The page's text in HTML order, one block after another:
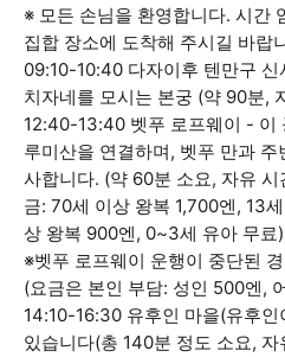
※ 모든 손님을 환영합니다. 시간
집합 장소에 도착해 주시길 바랍
09:10-10:40 다자이후 텐만구
치자네를 모시는 본궁 (약 90분,
12:40-13:40 벳푸 로프웨이 - 이
루미산을 연결하며, 벳푸 만과
사합니다. (약 60분 소요, 자유
금: 70세 이상 왕복 1,700엔, 13
상 왕복 900엔, 0~3세 유아 무료)
※벳푸 로프웨이 운행이 중단된
(요금은 본인 부담: 성인 500엔,
14:10-16:30 유후인 마을(유후
있습니다(총 140분 정도 소요,